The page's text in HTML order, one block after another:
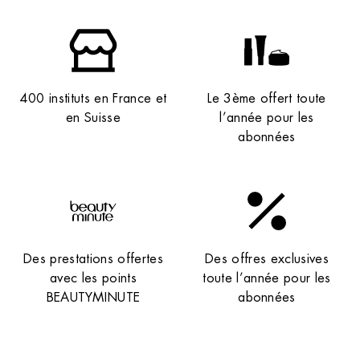
400 instituts en France et
en Suisse
Le 3ème offert toute
l’année pour les
abonnées
Des prestations offertes
avec les points
BEAUTYMINUTE
Des offres exclusives
toute l’année pour les
abonnées